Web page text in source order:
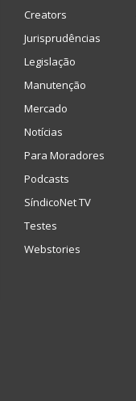
Creators
Jurisprudências
Legislação
Manutenção
Mercado
Notícias
Para Moradores
Podcasts
SíndicoNet TV
Testes
Webstories